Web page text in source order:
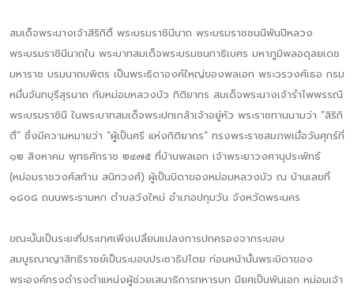
สมเด็จพระนางเจ้าสิริกิติ์ พระบรมราชินีนาถ พระบรมราชชนนีพันปีหลวง
พระบรมราชินีนาถใน พระบาทสมเด็จพระบรมชนกาธิเบศร มหาภูมิพลอดุลยเดช
มหาราช บรมนาถบพิตร เป็นพระธิดาองค์ใหญ่ของพลเอก พระวรวงศ์เธอ กรม
หมื่นจันทบุรีสุรนาถ กับหม่อมหลวงบัว กิติยากร สมเด็จพระนางเจ้ารำไพพรรณี
พระบรมราชินี ในพระบาทสมเด็จพระปกเกล้าเจ้าอยู่หัว พระราชทานนามว่า “สิริกิ
ติ์” ซึ่งมีความหมายว่า “ผู้เป็นศรี แห่งกิติยากร” ทรงพระราชสมภพเมื่อวันศุกร์ที่
๑๒ สิงหาคม พุทธศักราช ๒๔๗๕ ที่บ้านพลเอก เจ้าพระยาวงศานุประพัทธ์
(หม่อมราชวงศ์สท้าน สนิทวงศ์) ผู้เป็นบิดาของหม่อมหลวงบัว ณ บ้านเลขที่
๑๘๐๘ ถนนพระรามหก ตำบลวังใหม่ อำเภอปทุมวัน จังหวัดพระนคร
ขณะนั้นเป็นระยะที่ประเทศเพิ่งเปลี่ยนแปลงการปกครองจากระบอบ
สมบูรณาญาสิทธิราชย์เป็นระบอบประชาธิปไตย ก่อนหน้านั้นพระบิดาของ
พระองค์ทรงดำรงตำแหน่งผู้ช่วยเสนาธิการทหารบก มียศเป็นพันเอก หม่อมเจ้า